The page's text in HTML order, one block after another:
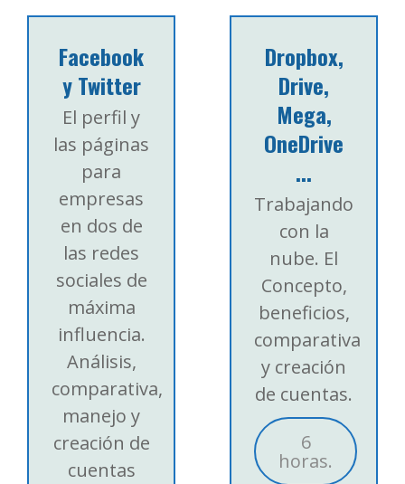
Facebook
y Twitter
El perfil y
las páginas
para
empresas
en dos de
las redes
sociales de
máxima
influencia.
Análisis,
comparativa,
manejo y
creación de
cuentas
Dropbox,
Drive,
Mega,
OneDrive
...
Trabajando
con la
nube. El
Concepto,
beneficios,
comparativa
y creación
de cuentas.
6
horas.